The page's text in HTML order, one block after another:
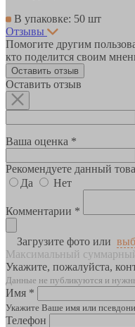
В упаковке: 50 шт
Отзывы
Помогите другим
кто поделится своим
Оставить отзыв
Оставить отзыв
Ваша оценка *
Рекомендуете данный
Да
Нет
Комментарии *
Загрузите фото или
Максимальный
Укажите, пожалуйста,
Данные не публикуются и
Имя *
Укажите Ваше имя или
Телефон